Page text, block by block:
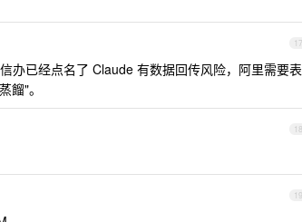
17
办已经点名了 Claude 有数据回传风险，阿里需要表
餾"。
18
19